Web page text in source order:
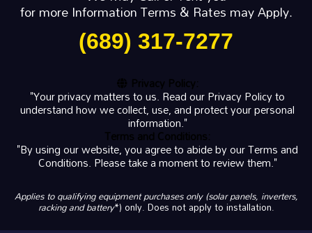
for more Information Terms & Rates may Apply.
(689) 317-7277
Privacy Policy:
"Your privacy matters to us. Read our Privacy Policy to
understand how we collect, use, and protect your personal
information."
Terms and Conditions:
"By using our website, you agree to abide by our Terms and
Conditions. Please take a moment to review them."
Applies to qualifying equipment purchases only (solar panels, inverters,
racking and battery*) only. Does not apply to installation.